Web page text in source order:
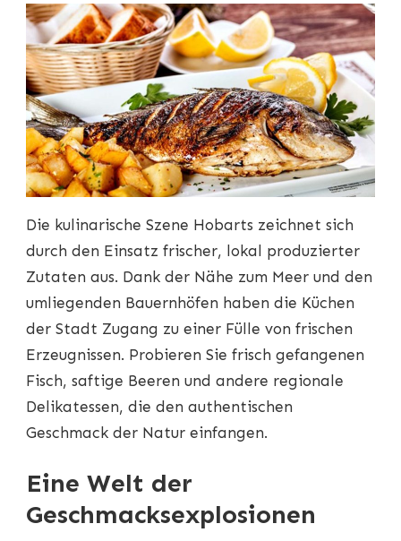
Die kulinarische Szene Hobarts zeichnet sich
durch den Einsatz frischer, lokal produzierter
Zutaten aus. Dank der Nähe zum Meer und den
umliegenden Bauernhöfen haben die Küchen
der Stadt Zugang zu einer Fülle von frischen
Erzeugnissen. Probieren Sie frisch gefangenen
Fisch, saftige Beeren und andere regionale
Delikatessen, die den authentischen
Geschmack der Natur einfangen.
Eine Welt der
Geschmacksexplosionen